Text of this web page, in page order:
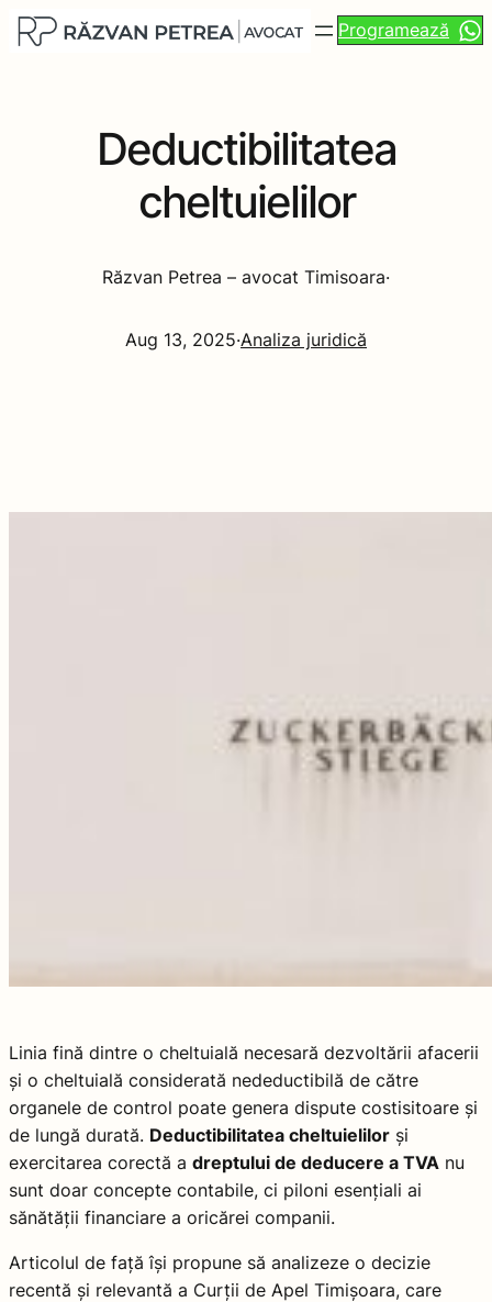
Programează
Deductibilitatea
cheltuielilor
Răzvan Petrea – avocat Timisoara·
Aug 13, 2025·Analiza juridică
Linia fină dintre o cheltuială necesară dezvoltării afacerii
și o cheltuială considerată nedeductibilă de către
organele de control poate genera dispute costisitoare și
de lungă durată. Deductibilitatea cheltuielilor și
exercitarea corectă a dreptului de deducere a TVA nu
sunt doar concepte contabile, ci piloni esențiali ai
sănătății financiare a oricărei companii.
Articolul de față își propune să analizeze o decizie
recentă și relevantă a Curții de Apel Timișoara, care